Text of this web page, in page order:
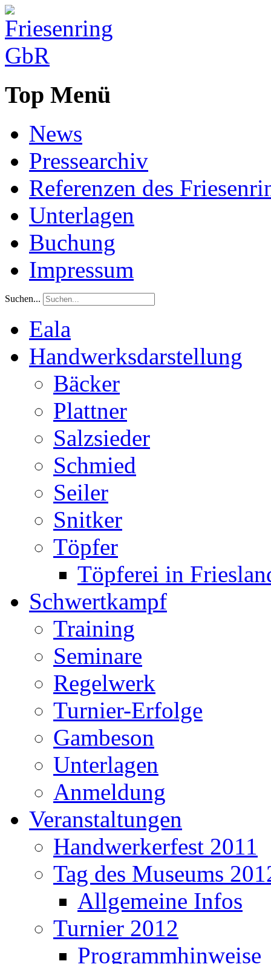
Top Menü
News
Pressearchiv
Referenzen des
Unterlagen
Buchung
Impressum
Suchen...
Eala
Handwerksdarstellung
Bäcker
Plattner
Salzsieder
Schmied
Seiler
Snitker
Töpfer
Töpferei in
Schwertkampf
Training
Seminare
Regelwerk
Turnier-Erfolge
Gambeson
Unterlagen
Anmeldung
Veranstaltungen
Handwerkerfest 2011
Tag des Museums
Allgemeine Infos
Turnier 2012
Programmhinweise